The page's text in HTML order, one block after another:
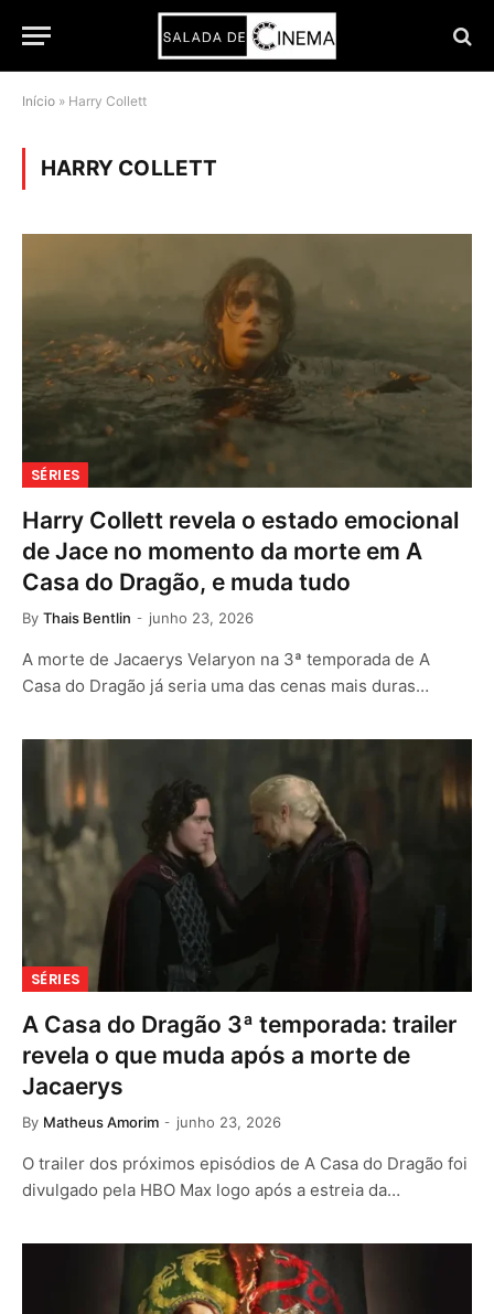
Início » Harry Collett
HARRY COLLETT
SÉRIES
Harry Collett revela o estado emocional
de Jace no momento da morte em A
Casa do Dragão, e muda tudo
By Thais Bentlin junho 23, 2026
A morte de Jacaerys Velaryon na 3ª temporada de A
Casa do Dragão já seria uma das cenas mais duras…
SÉRIES
A Casa do Dragão 3ª temporada: trailer
revela o que muda após a morte de
Jacaerys
By Matheus Amorim junho 23, 2026
O trailer dos próximos episódios de A Casa do Dragão foi
divulgado pela HBO Max logo após a estreia da…